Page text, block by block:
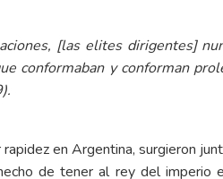
[las elites dirigentes]
conformaban y conforman
en Argentina, surgieron
de tener al rey del imperio